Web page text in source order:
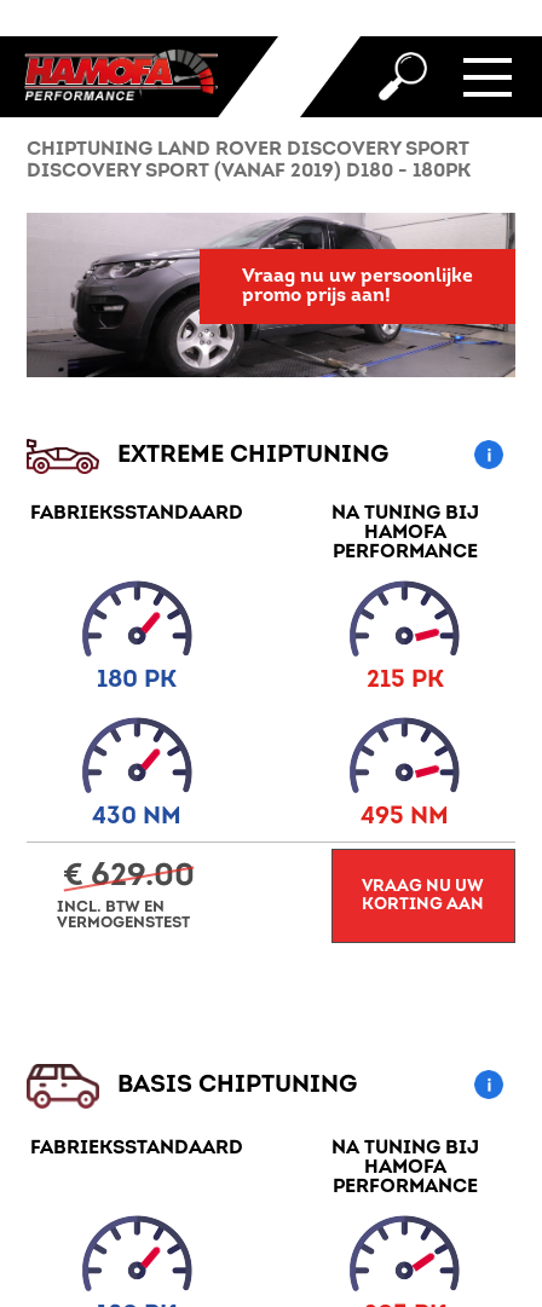
CHIPTUNING LAND ROVER DISCOVERY SPORT
DISCOVERY SPORT (VANAF 2019) D180 - 180PK
Vraag nu uw persoonlijke
promo prijs aan!
EXTREME CHIPTUNING
FABRIEKSSTANDAARD
NA TUNING BIJ
HAMOFA
PERFORMANCE
180 PK
430 NM
215 PK
495 NM
€ 629.00
INCL. BTW EN
VERMOGENSTEST
VRAAG NU UW
KORTING AAN
BASIS CHIPTUNING
FABRIEKSSTANDAARD
NA TUNING BIJ
HAMOFA
PERFORMANCE